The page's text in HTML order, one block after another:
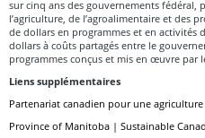
sur cinq ans des gouvernements fédéral,
l’agriculture, de l’agroalimentaire et des
de dollars en programmes et en activités
dollars à coûts partagés entre le
programmes conçus et mis en œuvre par
Liens supplémentaires
Partenariat canadien pour une
Province of Manitoba | Sustainable